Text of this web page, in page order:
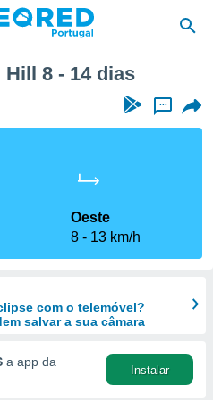
Hill 8 - 14 dias
...
Oeste
8
13 km/h
com o telemóvel?
salvar a sua câmara
a app da
Instalar